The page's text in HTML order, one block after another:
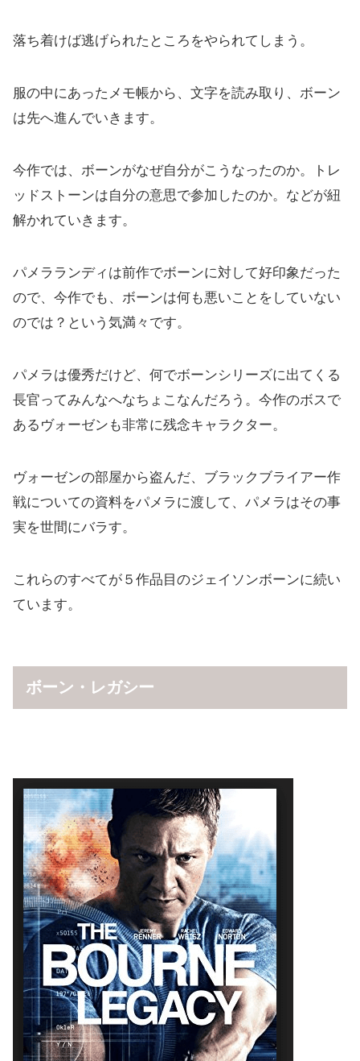
落ち着けば逃げられたところをやられてしまう。
服の中にあったメモ帳から、文字を読み取り、ボーン
は先へ進んでいきます。
今作では、ボーンがなぜ自分がこうなったのか。トレ
ッドストーンは自分の意思で参加したのか。などが紐
解かれていきます。
パメラランディは前作でボーンに対して好印象だった
ので、今作でも、ボーンは何も悪いことをしていない
のでは？という気満々です。
パメラは優秀だけど、何でボーンシリーズに出てくる
長官ってみんなへなちょこなんだろう。今作のボスで
あるヴォーゼンも非常に残念キャラクター。
ヴォーゼンの部屋から盗んだ、ブラックブライアー作
戦についての資料をパメラに渡して、パメラはその事
実を世間にバラす。
これらのすべてが５作品目のジェイソンボーンに続い
ています。
ボーン・レガシー